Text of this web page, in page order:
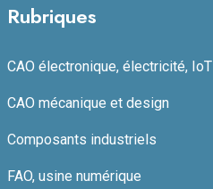
Rubriques
CAO électronique, électricité, IoT
CAO mécanique et design
Composants industriels
FAO, usine numérique